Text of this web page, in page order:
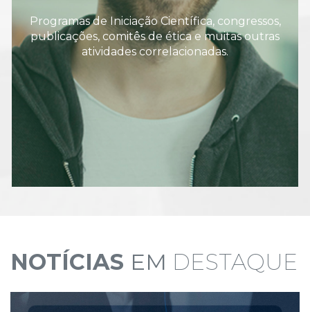
Programas de Iniciação Científica, congressos,
publicações, comitês de ética e muitas outras
atividades correlacionadas.
NOTÍCIAS EM DESTAQUE